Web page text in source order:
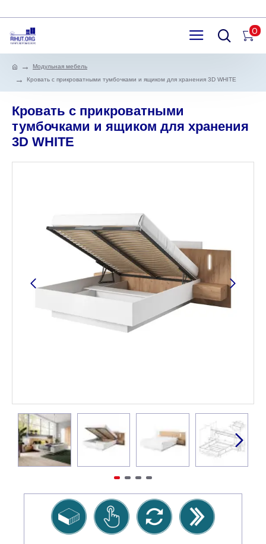
0
Модульная мебель
Кровать с прикроватными тумбочками и ящиком для хранения 3D WHITE
Кровать с прикроватными
тумбочками и ящиком для хранения
3D WHITE